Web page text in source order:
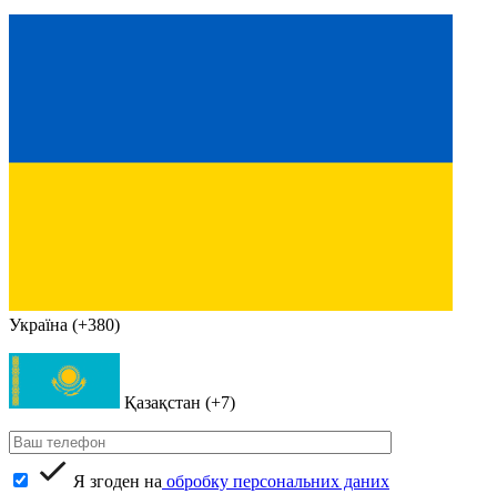
Україна (+380)
Қазақстан (+7)
Я згоден на обробку персональних даних